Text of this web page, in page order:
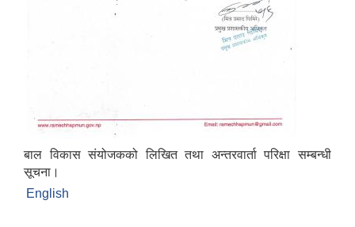
बाल विकास संयोजकको लिखित तथा अन्तरवार्ता परिक्षा सम्बन्धी
सूचना।
English